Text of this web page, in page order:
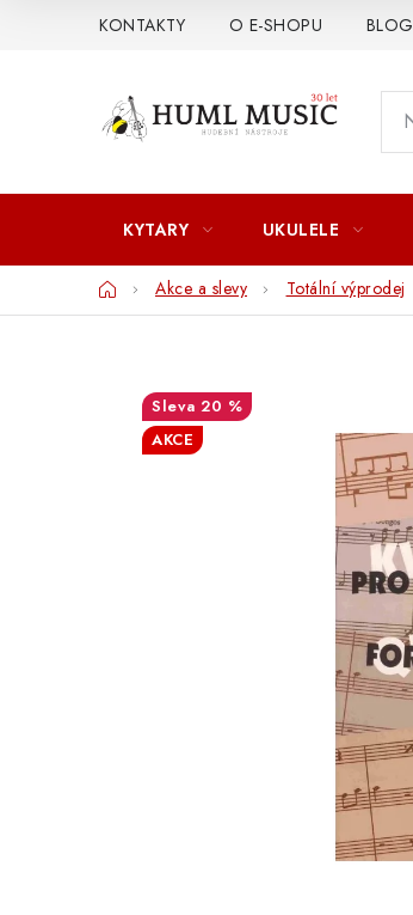
KONTAKTY O E-SHOPU BLOG
KYTARY UKULELE
DomůAkce a slevy Totální výprodej
20 %
AKCE